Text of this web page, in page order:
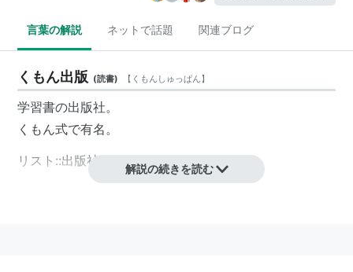
言葉の解説 ネットで話題 関連ブログ
くもん出版 (読書) 【 くもんしゅっぱん】
学習書の出版社。
くもん式で有名。
リスト::出版社
解説の続きを読む